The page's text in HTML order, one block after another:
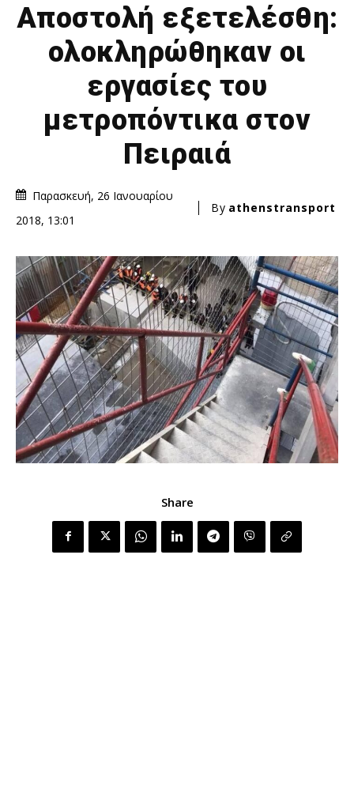
Αποστολή εξετελέσθη:
ολοκληρώθηκαν οι
εργασίες του
μετροπόντικα στον
Πειραιά
Παρασκευή, 26 Ιανουαρίου
2018, 13:01
By athenstransport
Share